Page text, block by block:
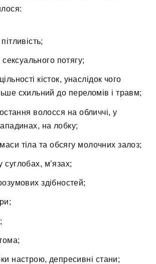
сексуального потягу;
кісток, унаслідок чого
схильний до переломів і травм;
волосся на обличчі, у
на лобку;
тіла та обсягу молочних залоз;
суглобах, м’язах;
здібностей;
настрою, депресивні стани;